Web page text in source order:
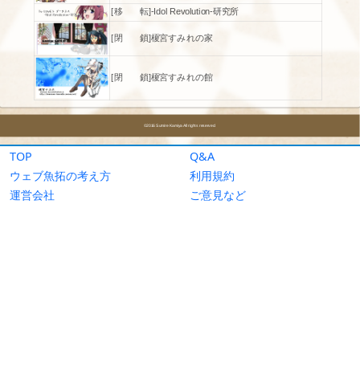
TOP
Q&A
ウェブ魚拓の考え方
利用規約
運営会社
ご意見など